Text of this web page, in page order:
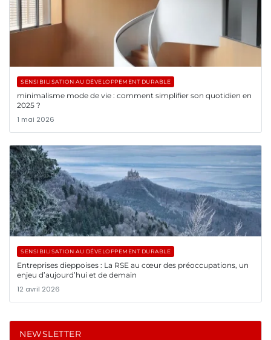
SENSIBILISATION AU DÉVELOPPEMENT DURABLE
minimalisme mode de vie : comment simplifier son quotidien en
2025 ?
1 mai 2026
SENSIBILISATION AU DÉVELOPPEMENT DURABLE
Entreprises dieppoises : La RSE au cœur des préoccupations, un
enjeu d’aujourd’hui et de demain
12 avril 2026
NEWSLETTER